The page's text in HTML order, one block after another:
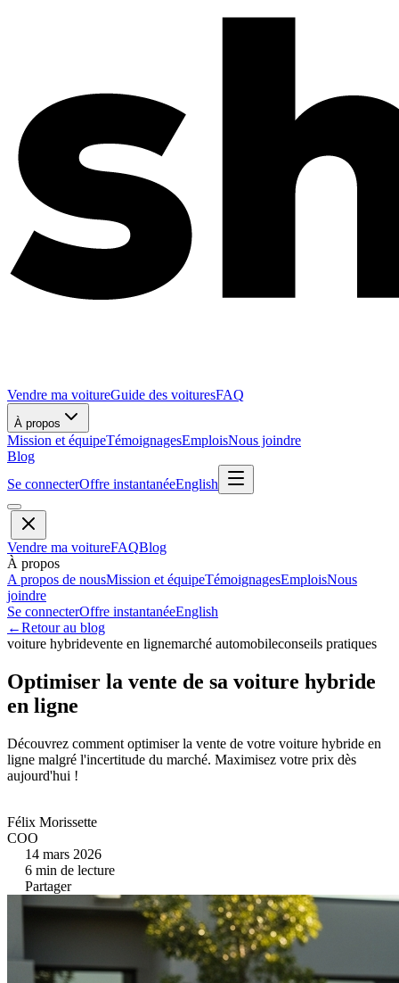
Vendre ma voitureGuide des voituresFAQ
À propos
Mission et équipeTémoignagesEmploisNous joindre
Blog
Se connecterOffre instantanéeEnglish
Vendre ma voitureFAQBlog
À propos
A propos de nousMission et équipeTémoignagesEmploisNous
joindre
Se connecterOffre instantanéeEnglish
←Retour au blog
voiture hybridevente en lignemarché automobileconseils pratiques
Optimiser la vente de sa voiture hybride
en ligne
Découvrez comment optimiser la vente de votre voiture hybride en
ligne malgré l'incertitude du marché. Maximisez votre prix dès
aujourd'hui !
Félix Morissette
COO
14 mars 2026
6 min de lecture
Partager